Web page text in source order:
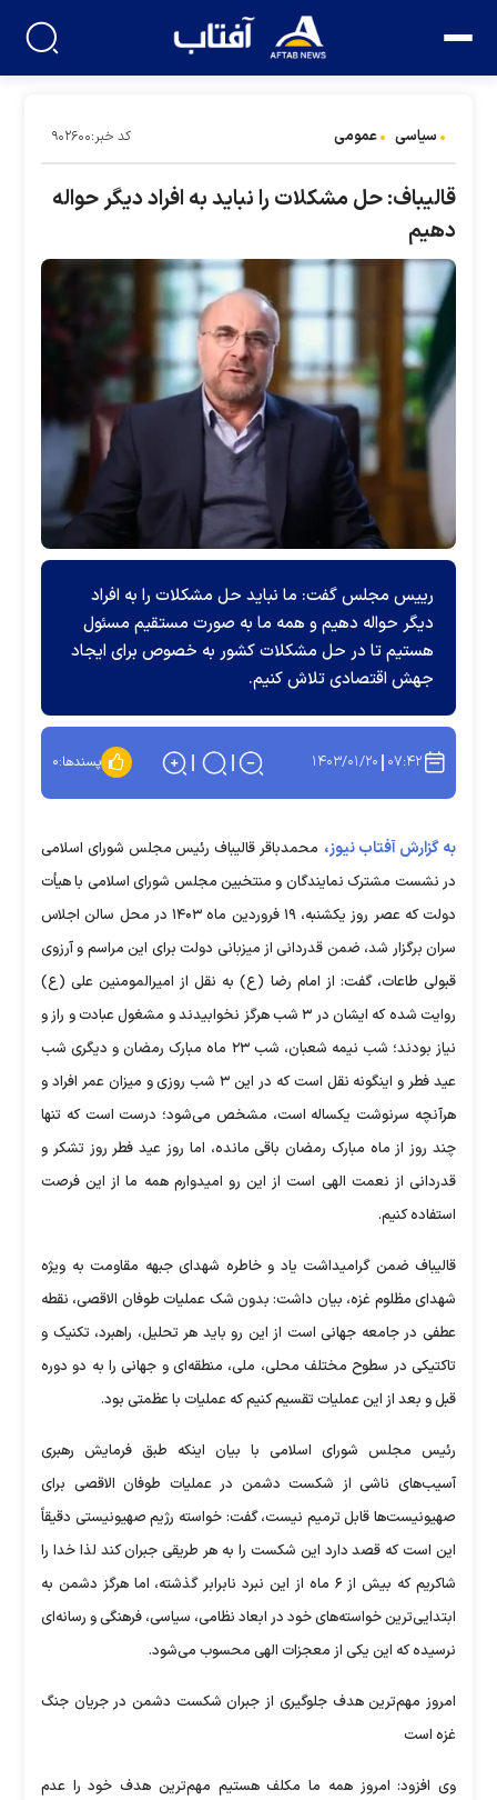
سیاسی عمومی کد خبر:۹۰۲۶۰۰
قالیباف: حل مشکلات را نباید به افراد دیگر حواله
دهیم
رییس مجلس گفت: ما نباید حل مشکلات را به افراد
دیگر حواله دهیم و همه ما به صورت مستقیم مسئول
هستیم تا در حل مشکلات کشور به خصوص برای ایجاد
جهش اقتصادی تلاش کنیم.
۰۷:۴۲ ۱۴۰۳/۰۱/۲۰ پسندها:۰
به گزارش آفتاب نیوز، محمدباقر قالیباف رئیس مجلس شورای اسلامی
در نشست مشترک نمایندگان و منتخبین مجلس شورای اسلامی با هیأت
دولت که عصر روز یکشنبه، ۱۹ فروردین ماه ۱۴۰۳ در محل سالن اجلاس
سران برگزار شد، ضمن قدردانی از میزبانی دولت برای این مراسم و آرزوی
قبولی طاعات، گفت: از امام رضا (ع) به نقل از امیرالمومنین علی (ع)
روایت شده که ایشان در ۳ شب هرگز نخوابیدند و مشغول عبادت و راز و
نیاز بودند؛ شب نیمه شعبان، شب ۲۳ ماه مبارک رمضان و دیگری شب
عید فطر و اینگونه نقل است که در این ۳ شب روزی و میزان عمر افراد و
هرآنچه سرنوشت یکساله است، مشخص می‌شود؛ درست است که تنها
چند روز از ماه مبارک رمضان باقی مانده، اما روز عید فطر روز تشکر و
قدردانی از نعمت الهی است از این رو امیدوارم همه ما از این فرصت
استفاده کنیم.
قالیباف ضمن گرامیداشت یاد و خاطره شهدای جبهه مقاومت به ویژه
شهدای مظلوم غزه، بیان داشت: بدون شک عملیات طوفان الاقصی، نقطه
عطفی در جامعه جهانی است از این رو باید هر تحلیل، راهبرد، تکنیک و
تاکتیکی در سطوح مختلف محلی، ملی، منطقه‌ای و جهانی را به دو دوره
قبل و بعد از این عملیات تقسیم کنیم که عملیات با عظمتی بود.
رئیس مجلس شورای اسلامی با بیان اینکه طبق فرمایش رهبری
آسیب‌های ناشی از شکست دشمن در عملیات طوفان الاقصی برای
صهیونیست‌ها قابل ترمیم نیست، گفت: خواسته رژیم صهیونیستی دقیقاً
این است که قصد دارد این شکست را به هر طریقی جبران کند لذا خدا را
شاکریم که بیش از ۶ ماه از این نبرد نابرابر گذشته، اما هرگز دشمن به
ابتدایی‌ترین خواسته‌های خود در ابعاد نظامی، سیاسی، فرهنگی و رسانه‌ای
نرسیده که این یکی از معجزات الهی محسوب می‌شود.
امروز مهم‌ترین هدف جلوگیری از جبران شکست دشمن در جریان جنگ
غزه است
وی افزود: امروز همه ما مکلف هستیم مهم‌ترین هدف خود را عدم